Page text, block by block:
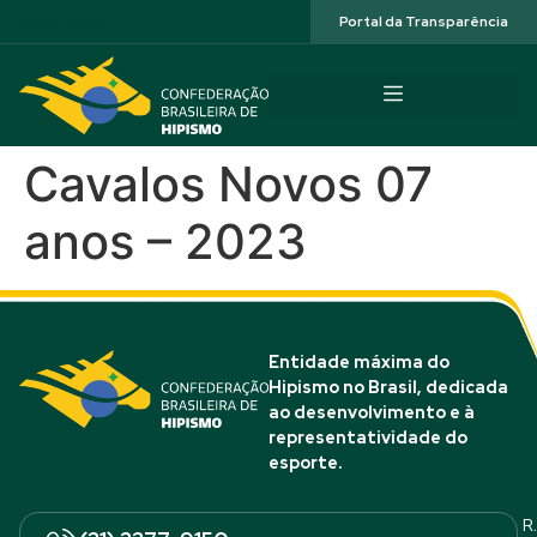
Portal da Transparência
Cavalos Novos 07
anos – 2023
Entidade máxima do
Hipismo no Brasil, dedicada
ao desenvolvimento e à
representatividade do
esporte.
R.